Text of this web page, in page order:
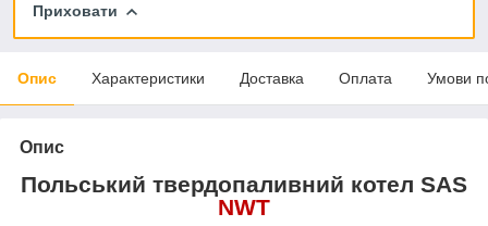
Приховати
Опис Характеристики Доставка Оплата Умови
Опис
Польський твердопаливний котел SAS
NWT